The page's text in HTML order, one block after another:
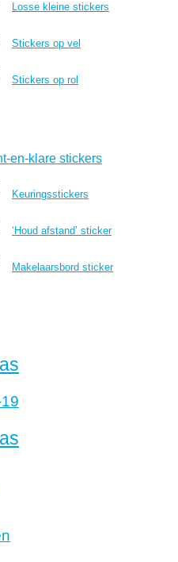
Losse kleine stickers
Stickers op vel
Stickers op rol
en-klare stickers
Keuringsstickers
‘Houd afstand’ sticker
Makelaarsbord sticker